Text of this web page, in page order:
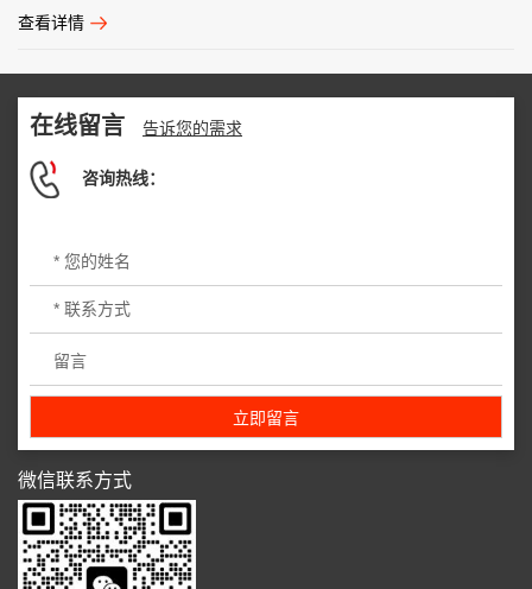
查看详情
在线留言 告诉您的需求
咨询热线：
微信联系方式